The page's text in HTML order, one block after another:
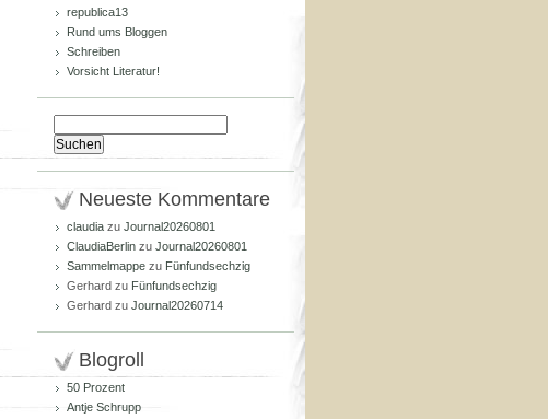
republica13
Rund ums Bloggen
Schreiben
Vorsicht Literatur!
nach:
Neueste Kommentare
claudia zu Journal20260801
ClaudiaBerlin zu Journal20260801
Sammelmappe zu Fünfundsechzig
Gerhard zu Fünfundsechzig
Gerhard zu Journal20260714
Blogroll
50 Prozent
Antje Schrupp